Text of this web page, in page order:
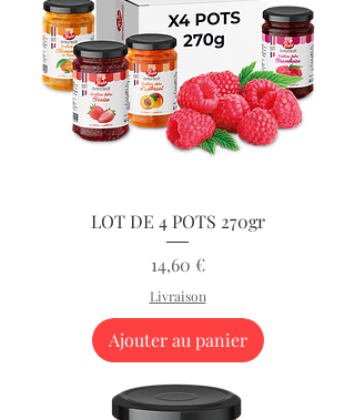
LOT DE 4 POTS 270gr
Prix
14,60 €
Livraison
Ajouter au panier